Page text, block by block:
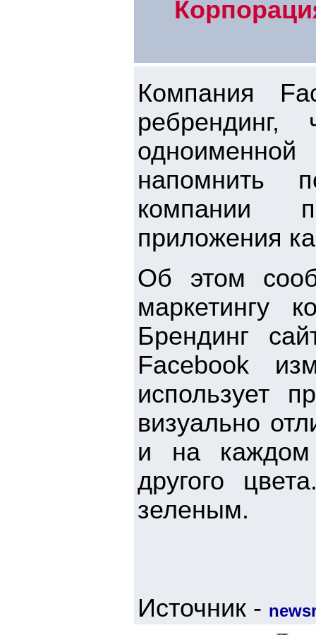
Компания
напомнить
компании
приложения
Об этом
маркетингу
Брендинг
Facebook
использует
визуально
и на каждом
другого
зеленым.
Источник -